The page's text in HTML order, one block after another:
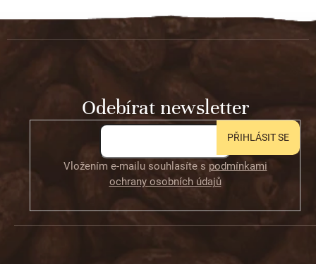
Z
Odebírat newsletter
Vložením e-mailu souhlasíte s podmínkami
ochrany osobních údajů
PŘIHLÁSIT SE